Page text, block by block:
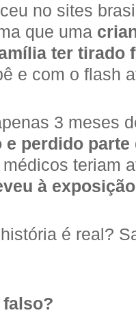
no sites
que uma
ter tirado
e com o flash
3 meses
perdido
médicos teriam
à
é real?